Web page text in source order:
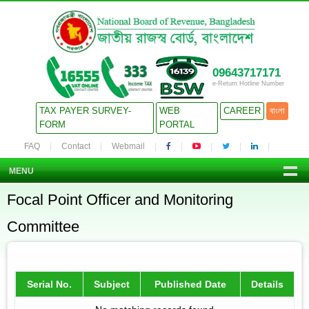
09643717171
e-Return Hotline Number
TAX PAYER SURVEY-
FORM
WEB
PORTAL
CAREER বাংলা
FAQ Contact Webmail
MENU
Focal Point Officer and Monitoring
Committee
Serial No. Subject Published Date Details